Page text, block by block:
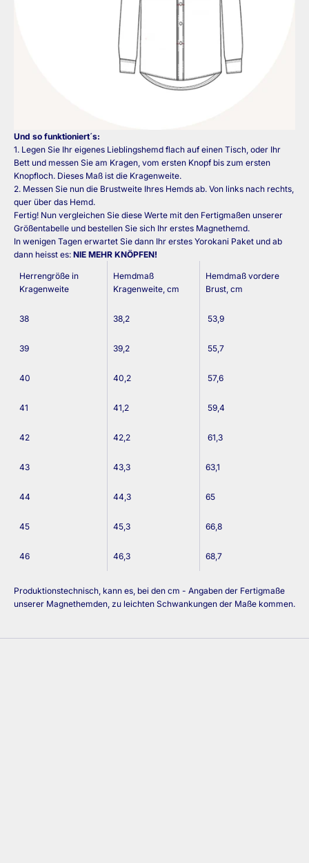
Und so funktioniert´s:
1. Legen Sie Ihr eigenes Lieblingshemd flach auf einen Tisch, oder Ihr
Bett und messen Sie am Kragen, vom ersten Knopf bis zum ersten
Knopfloch. Dieses Maß ist die Kragenweite.
2. Messen Sie nun die Brustweite Ihres Hemds ab. Von links nach rechts,
quer über das Hemd.
Fertig! Nun vergleichen Sie diese Werte mit den Fertigmaßen unserer
Größentabelle und bestellen Sie sich Ihr erstes Magnethemd.
In wenigen Tagen erwartet Sie dann Ihr erstes Yorokani Paket und ab
dann heisst es: NIE MEHR KNÖPFEN!
Herrengröße in
Kragenweite
Hemdmaß
Kragenweite, cm
Hemdmaß vordere
Brust, cm
38 38,2 53,9
39 39,2 55,7
40 40,2 57,6
41 41,2 59,4
42 42,2 61,3
43 43,3 63,1
44 44,3 65
45 45,3 66,8
46 46,3 68,7
Produktionstechnisch, kann es, bei den cm - Angaben der Fertigmaße
unserer Magnethemden, zu leichten Schwankungen der Maße kommen.